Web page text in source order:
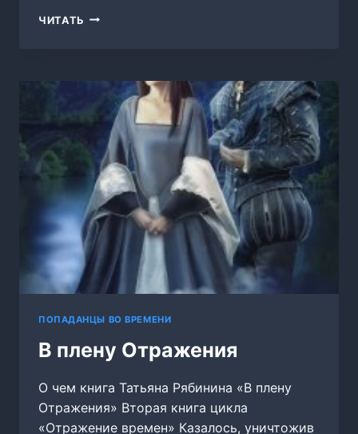
ЧИТАТЬ ДРАКОНЬЯ
БРАТОМ
МОЕГО
ЖЕНИХА
ПОПАДАНЦЫ ВО ВРЕМЕНИ
В плену Отражения
О чем книга Татьяна Рябинина «В плену
Отражения» Вторая книга цикла
«Отражение времен» Казалось, уничтожив